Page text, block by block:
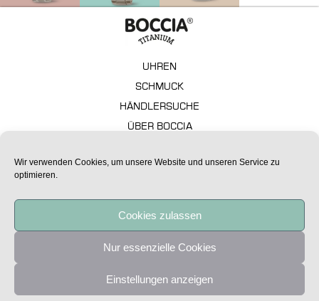
Wir verwenden Cookies, um unsere Website und unseren Service zu
optimieren.
Cookies zulassen
Nur essenzielle Cookies
Einstellungen anzeigen
Alle Preise sind unverbindliche Preisempfehlungen.
Copyright Boccia Titanium 2020
FAQ – TECHNISCHE ASPEKTE
UHREN
SCHMUCK
HÄNDLERSUCHE
ÜBER BOCCIA